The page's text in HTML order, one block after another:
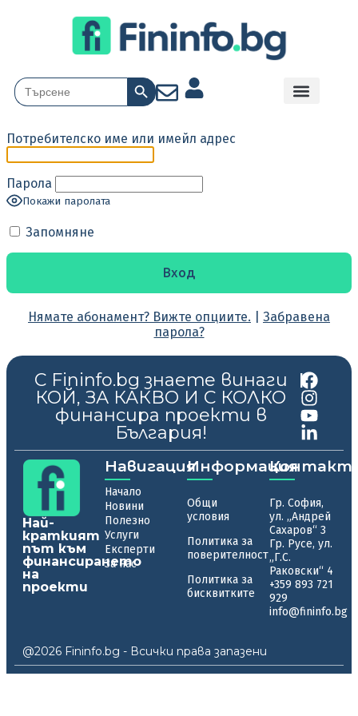
Search
for:
Search Button
Потребителско име или имейл адрес
Парола
Покажи паролата
Запомняне
Нямате абонамент? Вижте опциите.
Забравена
парола?
С Fininfo.bg знаете винаги
КОЙ, ЗА КАКВО И С КОЛКО
финансира проекти в
България!
|
Най-
краткият
път към
финансирането
на
проекти
Навигация
Начало
Новини
Полезно
Услуги
Експерти
За нас
Информация
Общи
условия
Политика за
поверителност
Политика за
бисквитките
Гр. София,
ул. „Андрей
Сахаров“ 3
Гр. Русе, ул.
„Г.С.
Раковски“ 4
+359 893 721
929
info@fininfo.bg
@2026 Fininfo.bg - Всички права запазени